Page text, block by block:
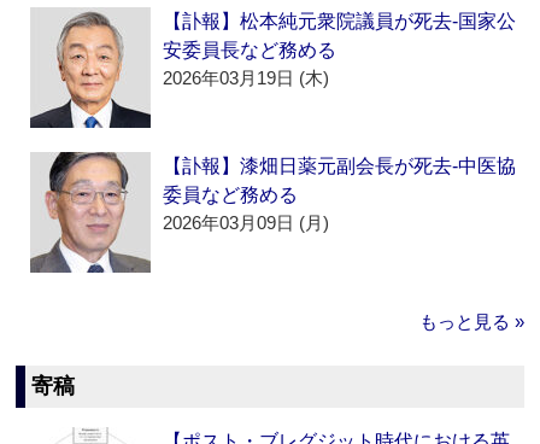
【訃報】松本純元衆院議員が死去‐国家公
安委員長など務める
2026年03月19日 (木)
【訃報】漆畑日薬元副会長が死去‐中医協
委員など務める
2026年03月09日 (月)
もっと見る »
寄稿